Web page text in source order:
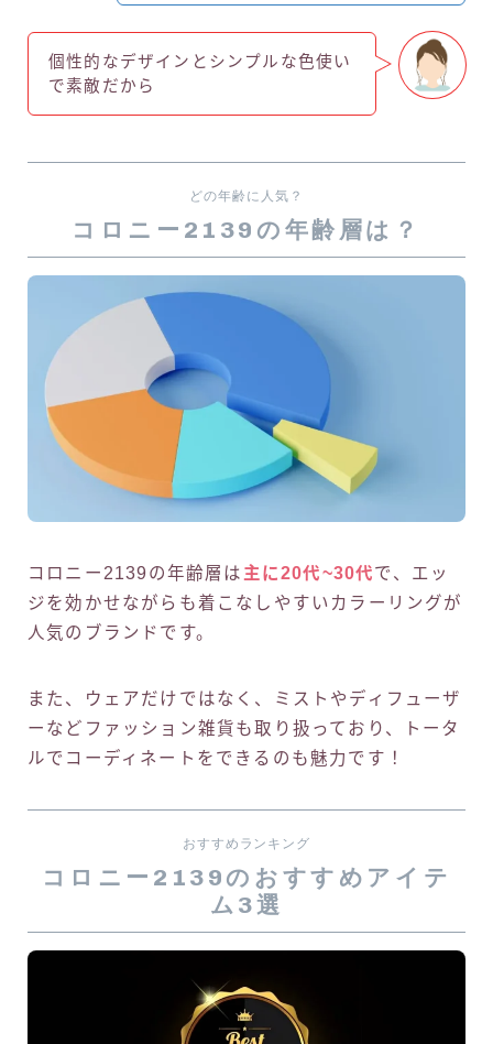
個性的なデザインとシンプルな色使い
で素敵だから
どの年齢に人気？
コロニー2139の年齢層は？
コロニー2139の年齢層は 主に20代~30代で、エッ
ジを効かせながらも着こなしやすいカラーリングが
人気のブランドです。
また、ウェアだけではなく、ミストやディフューザ
ーなどファッション雑貨も取り扱っており、トータ
ルでコーディネートをできるのも魅力です！
おすすめランキング
コロニー2139のおすすめアイテ
ム3選